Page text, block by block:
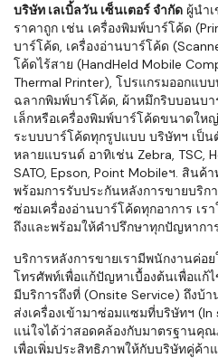
บริษัท เลเบิ้ลวัน เซ็นเตอร์ จำกัด ผู้นำ
ราคาถูก เช่น เครื่องพิมพ์บาร์โค้ด
บาร์โค้ด, เครื่องอ่านบาร์โค้ด
โค้ดไร้สาย (HandHeld Mobile
Thermal Printer), โปรแกรมออกแบ
ฉลากพิมพ์บาร์โค้ด, ผ้าหมึกริบบอนบ
เล็กหรือเครื่องพิมพ์บาร์โค้ดขนาดให
ระบบบาร์โค้ดทุกรูปแบบ บริษัทฯ เป็
หลายแบรนด์ อาทิเช่น Zebra, TSC,
SATO, Epson, Point Mobileฯ. สิน
พร้อมการรับประกันหลังการขายบริก
ซ่อมเครื่องอ่านบาร์โค้ดทุกอาการ เร
ถึงและพร้อมให้คำปรึกษาทุกปัญหากา
บริการหลังการขายเรามีพนักงานค่อ
โทรศัพท์เพื่อแก้ปัญหาเบื้องต้นเพื่อแก้
มีบริการถึงที่ (Onsite Service) ถึงบ้
ส่งเครื่องเข้ามาซ่อมแซมที่บริษัทฯ
แน่ใจได้ว่าสอดคล้องกับมาตรฐานคุ
เพื่อเพิ่มประสิทธิภาพให้กับบริษัทคู่ค้า